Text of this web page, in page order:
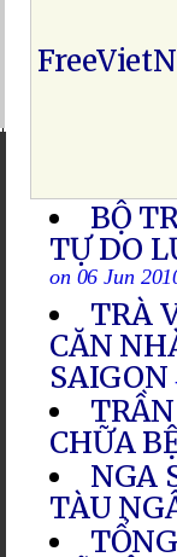
BỘ
TỰ DO
on 06 Jun
TRÀ
CĂN
SAIGON
CHỮA
NGA
TÀU